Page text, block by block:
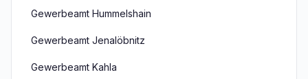
Gewerbeamt Hummelshain
Gewerbeamt Jenalöbnitz
Gewerbeamt Kahla